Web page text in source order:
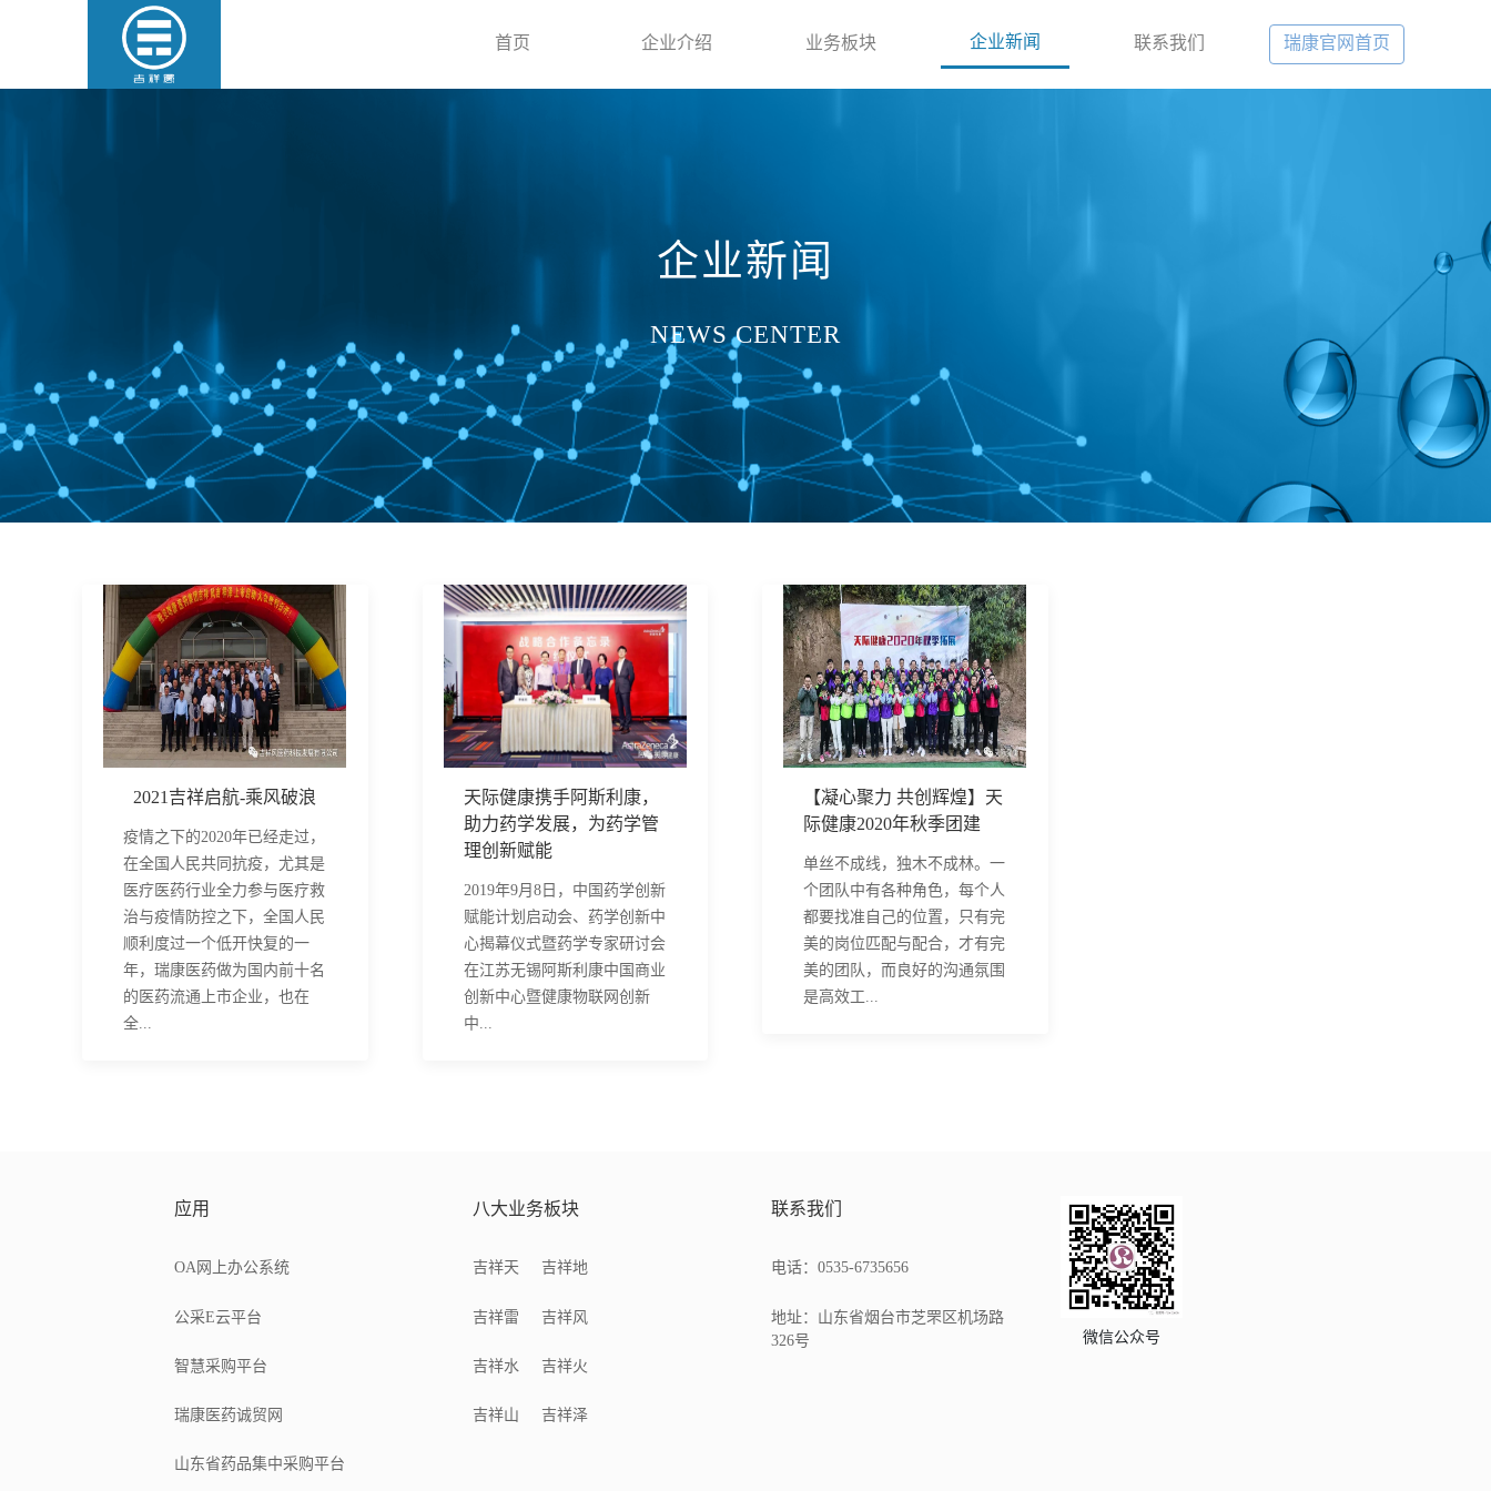
首页 企业介绍 业务板块 企业新闻 联系我们 瑞康官网首页
企业新闻
NEWS CENTER
2021吉祥启航-乘风破浪
疫情之下的2020年已经走过，
在全国人民共同抗疫，尤其是
医疗医药行业全力参与医疗救
治与疫情防控之下，全国人民
顺利度过一个低开快复的一
年，瑞康医药做为国内前十名
的医药流通上市企业，也在
全...
天际健康携手阿斯利康，
助力药学发展，为药学管
理创新赋能
2019年9月8日，中国药学创新
赋能计划启动会、药学创新中
心揭幕仪式暨药学专家研讨会
在江苏无锡阿斯利康中国商业
创新中心暨健康物联网创新
中...
【凝心聚力 共创辉煌】天
际健康2020年秋季团建
单丝不成线，独木不成林。一
个团队中有各种角色，每个人
都要找准自己的位置，只有完
美的岗位匹配与配合，才有完
美的团队，而良好的沟通氛围
是高效工...
应用
OA网上办公系统
公采E云平台
智慧采购平台
瑞康医药诚贸网
山东省药品集中采购平台
八大业务板块
吉祥天 吉祥地
吉祥雷 吉祥风
吉祥水 吉祥火
吉祥山 吉祥泽
联系我们
电话：0535-6735656
地址：山东省烟台市芝罘区机场路
326号
微信公众号